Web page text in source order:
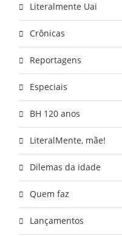
Literalmente Uai
Crônicas
Reportagens
Especiais
BH 120 anos
LiteralMente, mãe!
Dilemas da idade
Quem faz
Lançamentos